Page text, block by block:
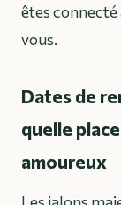
êtes connecté
vous.
Dates de
quelle
amoureux